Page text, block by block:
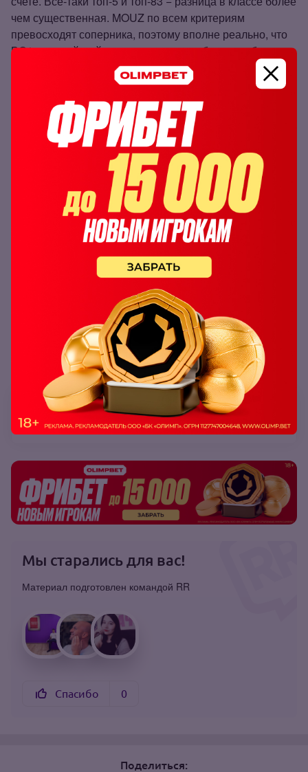
чем существенная. MOUZ по всем критериям
превосходят соперника, поэтому вполне реально, что
BO1 европейский коллектив сыграет быстро и без
проблем. Для ставки стоит рассмотреть победу с
форой (‑4.5) как минимум, с которой по идее должен
побеждать лидер европейского CS.
Ставим на П2 с форой (‑4.5) с
коэффициентом 1.51 по линии БК Олимпбет
Победа MOUZ с форой (‑4.5)
коэффициент:
Читайте также:
Лучшие конторы для ставок на
киберспорт
Мы старались для вас!
Материал подготовлен командой RR
Спасибо 0
Поделиться: